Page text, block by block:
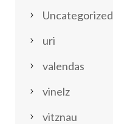
Uncategorized
uri
valendas
vinelz
vitznau